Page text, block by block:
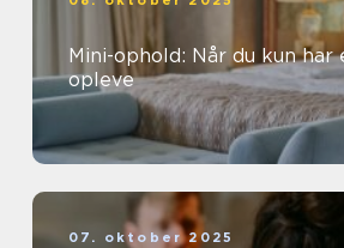
Mini-ophold: Når du kun har
opleve
07. oktober 2025